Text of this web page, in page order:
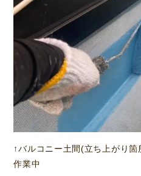
↑バルコニー土間(立ち上がり
作業中